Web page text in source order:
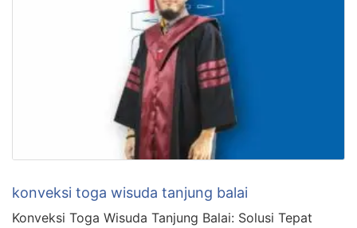
konveksi toga wisuda tanjung balai
Konveksi Toga Wisuda Tanjung Balai: Solusi Tepat